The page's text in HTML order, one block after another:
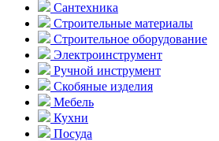
Сантехника
Строительные материалы
Строительное оборудование
Электроинструмент
Ручной инструмент
Скобяные изделия
Мебель
Кухни
Посуда